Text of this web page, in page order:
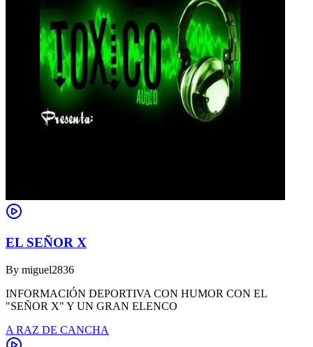
EL SEÑOR X
By miguel2836
INFORMACIÓN DEPORTIVA CON HUMOR CON EL
"SEÑOR X" Y UN GRAN ELENCO
A RAZ DE CANCHA